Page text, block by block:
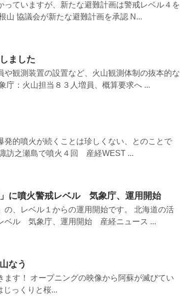
っていますが、新たな避難計画は警戒レベル４を
山 協議会が新たな避難計画を承認 N...
ました
や観測装置の設置など、火山観測体制の抜本的な
庁：火山担当８３人増員、概算要求へ ...
発的噴火が続くことは珍しくない、とのことで
訪之瀬島で噴火４回 産経WEST ...
に噴火警戒レベル 気象庁、運用開始
の、レベル１からの運用開始です。 北海道の活
ベル 気象庁、運用開始 産経ニュース ...
なう
ます！ オープニングの映像から阿蘇が滅びてい
じっくりと桜...